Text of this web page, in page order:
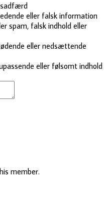
eller falsk information
spam, falsk indhold eller
eller nedsættende
eller følsomt indhold
member.